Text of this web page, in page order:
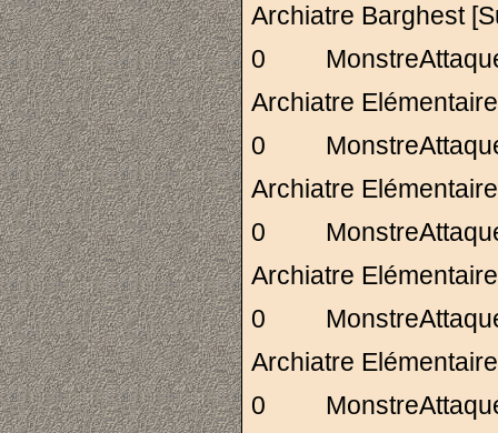
Archiatre
0
Archiatre
0
Archiatre
0
Archiatre
0
Archiatre
0